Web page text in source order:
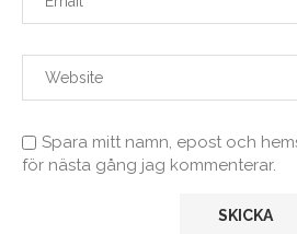
Spara mitt namn, epost och
för nästa gång jag kommenterar.